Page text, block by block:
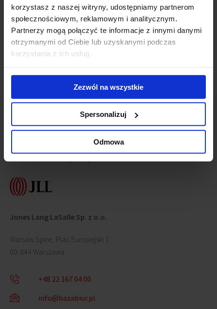
korzystasz z naszej witryny, udostępniamy partnerom
społecznościowym, reklamowym i analitycznym.
Partnerzy mogą połączyć te informacje z innymi danymi
otrzymanymi od Ciebie lub uzyskanymi podczas
korzystania z ich usług.
Zezwól na wszystkie
Spersonalizuj
Odmowa
Do dyspozycji najemców i gości Browarów Warszawskich
zielone tarasy, siłownia oraz liczne punkty usługowe i
gastronomiczne.
Skontaktuj się z nami
Jones Lang LaSalle Sp. z o.o.
Warsaw Spire, Plac Europejski 1
00-844 Warszawa
+48 22 167 04 00
info@bazabiur.pl